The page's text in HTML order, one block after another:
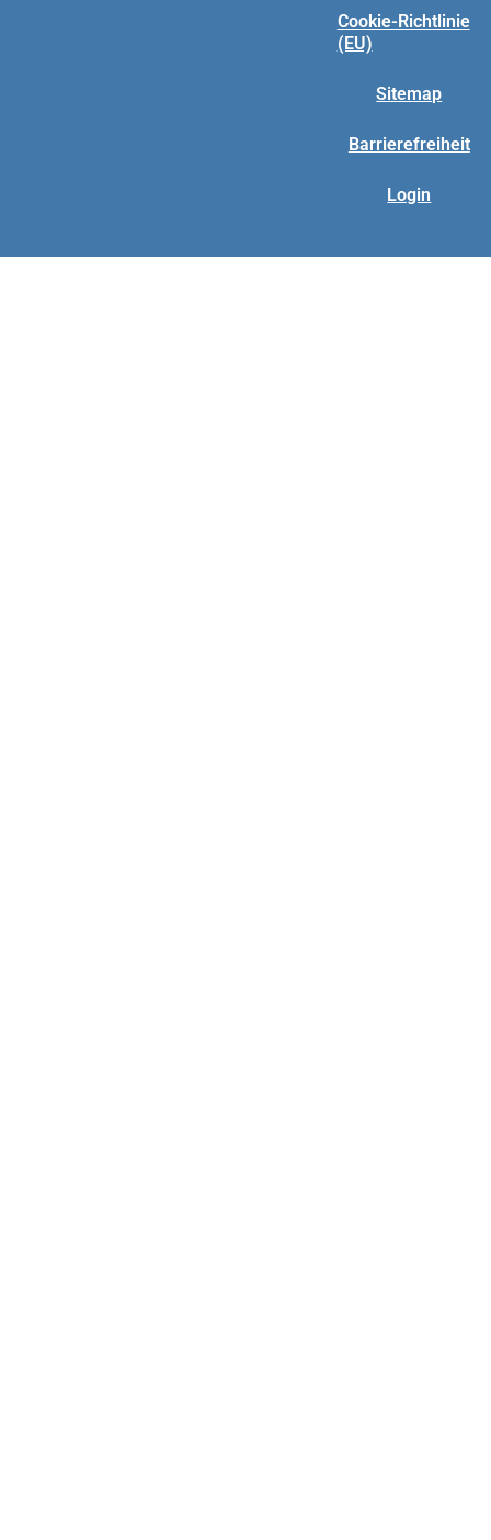
Cookie-Richtlinie
(EU)
Sitemap
Barrierefreiheit
Login